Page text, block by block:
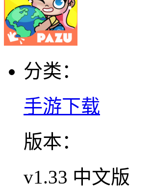
分类：
手游下载
版本：
v1.33 中文版